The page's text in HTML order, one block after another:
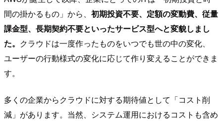
間の掛かるもの」から、 初期投資不要、定額の変動費、従量
課金型、長期契約不要といったサービス型へと変貌しまし
た。 クラウドは一度作ったものをいつでも世の中の変化、
ユーザーの行動様式の変化に応じて作り変えることができま
す。
多くの企業からクラウドに対する期待値として「コスト削
減」があります。当然、システム運用におけるコストも含め